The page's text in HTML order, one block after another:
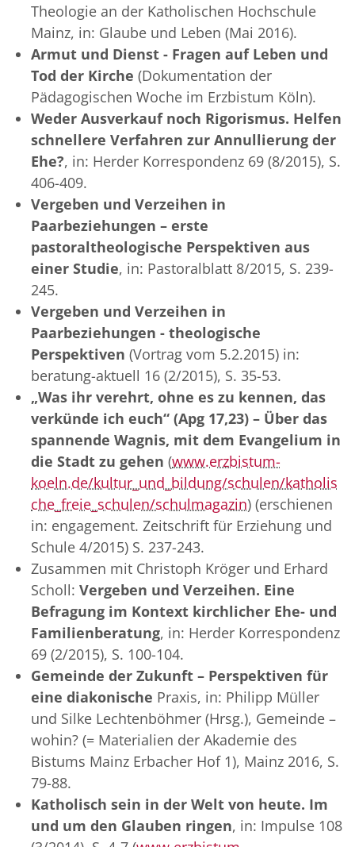
Theologie an der Katholischen Hochschule
Mainz, in: Glaube und Leben (Mai 2016).
Armut und Dienst - Fragen auf Leben und
Tod der Kirche (Dokumentation der
Pädagogischen Woche im Erzbistum Köln).
Weder Ausverkauf noch Rigorismus. Helfen
schnellere Verfahren zur Annullierung der
Ehe?, in: Herder Korrespondenz 69 (8/2015), S.
406-409.
Vergeben und Verzeihen in
Paarbeziehungen – erste
pastoraltheologische Perspektiven aus
einer Studie, in: Pastoralblatt 8/2015, S. 239-
245.
Vergeben und Verzeihen in
Paarbeziehungen - theologische
Perspektiven (Vortrag vom 5.2.2015) in:
beratung-aktuell 16 (2/2015), S. 35-53.
„Was ihr verehrt, ohne es zu kennen, das
verkünde ich euch“ (Apg 17,23) – Über das
spannende Wagnis, mit dem Evangelium in
die Stadt zu gehen (www.erzbistum-
koeln.de/kultur_und_bildung/schulen/katholis
che_freie_schulen/schulmagazin) (erschienen
in: engagement. Zeitschrift für Erziehung und
Schule 4/2015) S. 237-243.
Zusammen mit Christoph Kröger und Erhard
Scholl: Vergeben und Verzeihen. Eine
Befragung im Kontext kirchlicher Ehe- und
Familienberatung, in: Herder Korrespondenz
69 (2/2015), S. 100-104.
Gemeinde der Zukunft – Perspektiven für
eine diakonische Praxis, in: Philipp Müller
und Silke Lechtenböhmer (Hrsg.), Gemeinde –
wohin? (= Materialien der Akademie des
Bistums Mainz Erbacher Hof 1), Mainz 2016, S.
79-88.
Katholisch sein in der Welt von heute. Im
und um den Glauben ringen, in: Impulse 108